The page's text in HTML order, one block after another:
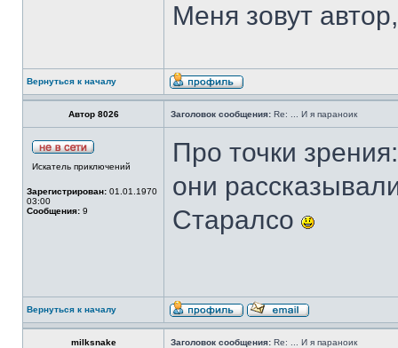
Меня зовут
Вернуться к началу
Автор 8026 Заголовок сообщения: Re: ... И я параноик
Искатель приключений
Зарегистрирован: 01.01.1970
03:00
Сообщения: 9
Про точки зрения:
они
Старалсо
Вернуться к началу
milksnake Заголовок сообщения: Re: ... И я параноик